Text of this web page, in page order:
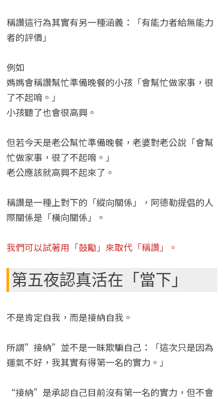
稱讚這行為其實有另一種涵義：「有能力者給無能力
者的評價」
例如
媽媽會稱讚幫忙準備晚餐的小孩「會幫忙做家事，很
了不起唷。」
小孩聽了也會很高興。
但若今天是老公幫忙準備晚餐，老婆對老公說「會幫
忙做家事，很了不起唷。」
老公應該就高興不起來了。
稱讚是一種上對下的「縱向關係」，阿德勒提倡的人
際關係是「橫向關係」。
我們可以試著用「鼓勵」來取代「稱讚」。
第五夜認真活在「當下」
不是肯定自我，而是接納自我。
所謂”接納”並不是一昧欺騙自己：「這次只是因為
運氣不好，我其實有得第一名的實力。」
“接納”是承認自己目前沒有第一名的實力，但不會